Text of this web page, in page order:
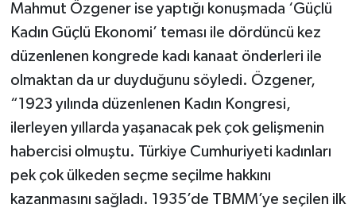
Mahmut Özgener ise yaptığı konuşmada ‘Güçlü
Kadın Güçlü Ekonomi’ teması ile dördüncü kez
düzenlenen kongrede kadı kanaat önderleri ile
olmaktan da ur duyduğunu söyledi. Özgener,
“1923 yılında düzenlenen Kadın Kongresi,
ilerleyen yıllarda yaşanacak pek çok gelişmenin
habercisi olmuştu. Türkiye Cumhuriyeti kadınları
pek çok ülkeden seçme seçilme hakkını
kazanmasını sağladı. 1935’de TBMM’ye seçilen ilk